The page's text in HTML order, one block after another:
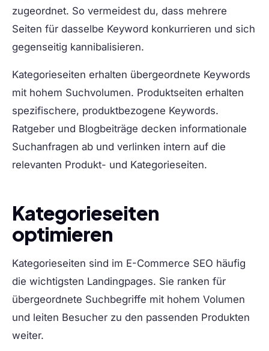
zugeordnet. So vermeidest du, dass mehrere
Seiten für dasselbe Keyword konkurrieren und sich
gegenseitig kannibalisieren.
Kategorieseiten erhalten übergeordnete Keywords
mit hohem Suchvolumen. Produktseiten erhalten
spezifischere, produktbezogene Keywords.
Ratgeber und Blogbeiträge decken informationale
Suchanfragen ab und verlinken intern auf die
relevanten Produkt- und Kategorieseiten.
Kategorieseiten
optimieren
Kategorieseiten sind im E-Commerce SEO häufig
die wichtigsten Landingpages. Sie ranken für
übergeordnete Suchbegriffe mit hohem Volumen
und leiten Besucher zu den passenden Produkten
weiter.